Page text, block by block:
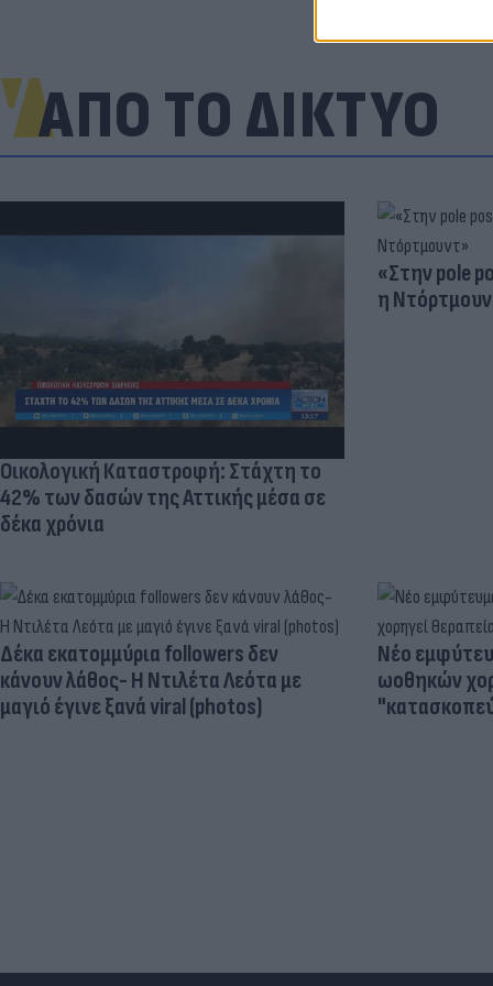
ΑΠΟ ΤΟ ΔΙΚΤΥΟ
Οικολογική Καταστροφή: Στάχτη το
42% των δασών της Αττικής μέσα σε
δέκα χρόνια
«Στην pole
η
Δέκα εκατομμύρια followers δεν
κάνουν λάθος- Η Ντιλέτα Λεότα με
μαγιό έγινε ξανά viral (photos)
Νέο
ωοθηκών